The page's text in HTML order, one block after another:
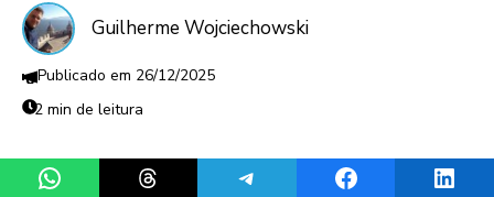
Guilherme Wojciechowski
26/12/2025
2 min de leitura
Share on WhatsAppShare on ThreadsShare on TelegramShare on Facebook